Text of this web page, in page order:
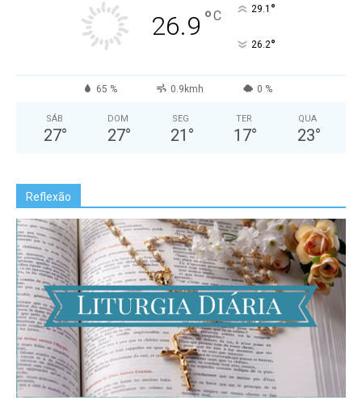
26.9 °C 29.1 °
26.2°
65 % 0.9kmh 0 %
SÁB
27°
DOM
27°
SEG
21 °
TER
17°
QUA
23°
Reflexão